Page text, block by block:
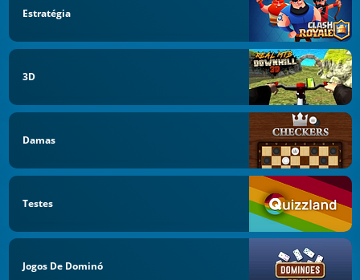
Estratégia
3D
Damas
Testes
Jogos De Dominó